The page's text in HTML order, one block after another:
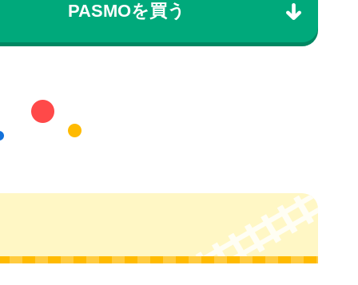
PASMOを買う